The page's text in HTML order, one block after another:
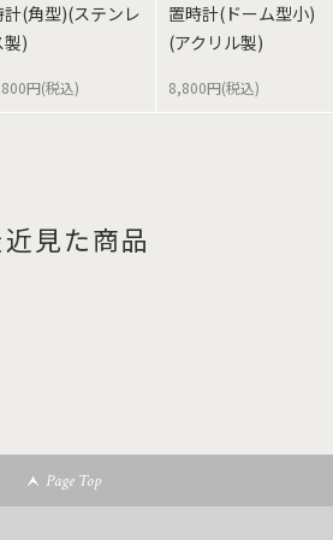
計(角型)(ステンレ
製)
円(税込)
置時計(ドーム型小)
(アクリル製)
8,800円(税込)
見た商品
Page Top